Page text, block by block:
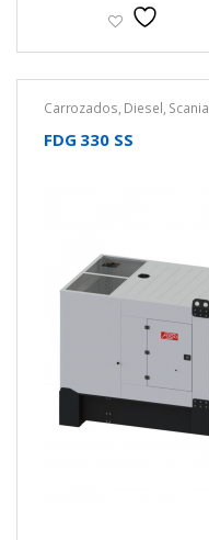
Carrozados, Diesel, Scania
FDG 330 SS